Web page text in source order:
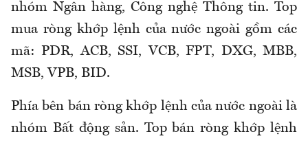
nhóm Ngân hàng, Công nghệ Thông tin. Top
mua ròng khớp lệnh của nước ngoài gồm các
mã: PDR, ACB, SSI, VCB, FPT, DXG, MBB,
MSB, VPB, BID.
Phía bên bán ròng khớp lệnh của nước ngoài là
nhóm Bất động sản. Top bán ròng khớp lệnh